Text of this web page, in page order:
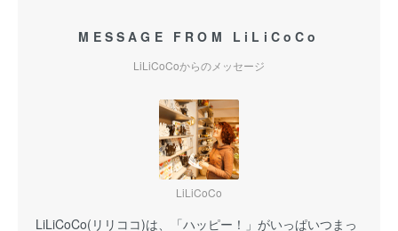
MESSAGE FROM LiLiCoCo
LiLiCoCoからのメッセージ
LiLiCoCo
LiLiCoCo(リリココ)は、「ハッピー！」がいっぱいつまっ